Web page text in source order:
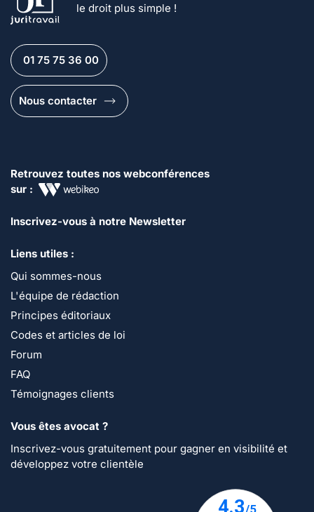
le droit plus simple !
01 75 75 36 00
Nous contacter
Retrouvez toutes nos webconférences
sur :
Inscrivez-vous à notre Newsletter
Liens utiles :
Qui sommes-nous
L'équipe de rédaction
Principes éditoriaux
Codes et articles de loi
Forum
FAQ
Témoignages clients
Vous êtes avocat ?
Inscrivez-vous gratuitement pour gagner en visibilité et
développez votre clientèle